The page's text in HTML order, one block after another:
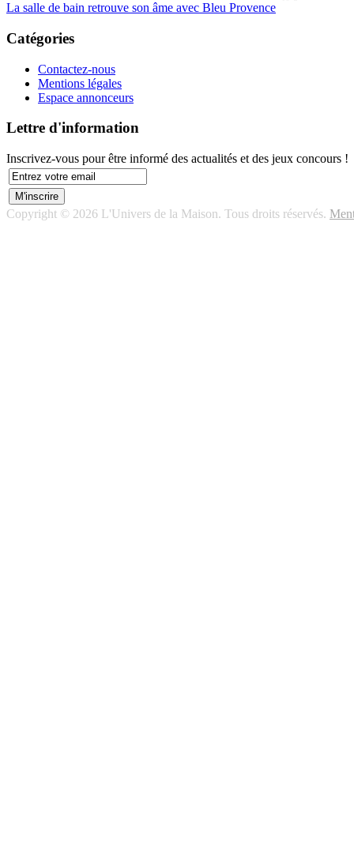
La salle de bain retrouve son âme avec Bleu Provence
Catégories
Contactez-nous
Mentions légales
Espace annonceurs
Lettre d'information
Inscrivez-vous pour être informé des actualités et des jeux concours !
Copyright © 2026 L'Univers de la Maison. Tous droits réservés.